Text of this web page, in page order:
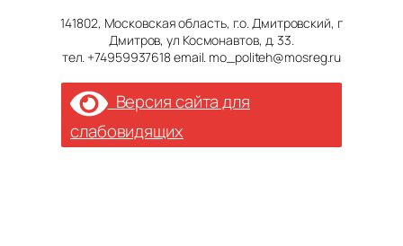
141802, Московская область, г.о. Дмитровский, г
Дмитров, ул Космонавтов, д. 33.
тел. +74959937618 email. mo_politeh@mosreg.ru
Версия сайта для
слабовидящих